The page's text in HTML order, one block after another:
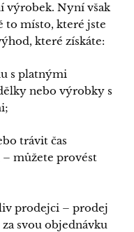
výrobek. Nyní však
to místo, které jste
které získáte:
s platnými
nebo výrobky s
trávit čas
můžete provést
prodejci – prodej
svou objednávku